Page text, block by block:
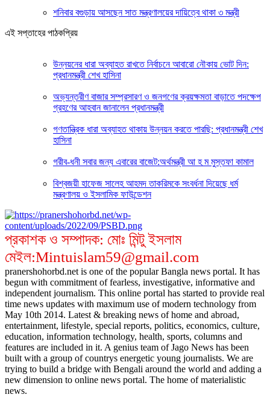
শনিবার বগুড়ায় আসছেন সাত মন্ত্রণালয়ের দায়িত্বে থাকা ৩ মন্ত্রী
এই সপ্তাহের পাঠকপ্রিয়
উন্নয়নের ধারা অব্যাহত রাখতে নির্বাচনে আবারো নৌকায় ভোট দিন:
প্রধানমন্ত্রী শেখ হাসিনা
অভ্যন্তরীণ বাজার সম্প্রসারণ ও জনগণের ক্রয়ক্ষমতা বাড়াতে পদক্ষেপ
গ্রহণের আহবান জানালেন প্রধানমন্ত্রী
গণতান্ত্রিক ধারা অব্যাহত থাকায় উন্নয়ন করতে পারছি: প্রধানমন্ত্রী শেখ
হাসিনা
গরীব-ধনী সবার জন্য এবারের বাজেট:অর্থমন্ত্রী আ হ ম মুস্তফা কামাল
বিশ্বজয়ী হাফেজ সালেহ আহমদ তাকরিমকে সংবর্ধনা দিয়েছে ধর্ম
মন্ত্রণালয় ও ইসলামিক ফাউন্ডেশন
প্রকাশক ও সম্পাদক: মোঃ মিন্টু ইসলাম
মেইল:Mintuislam59@gmail.com
pranershohorbd.net is one of the popular Bangla news portal. It has
begun with commitment of fearless, investigative, informative and
independent journalism. This online portal has started to provide real
time news updates with maximum use of modern technology from
May 10th 2014. Latest & breaking news of home and abroad,
entertainment, lifestyle, special reports, politics, economics, culture,
education, information technology, health, sports, columns and
features are included in it. A genius team of Jago News has been
built with a group of countrys energetic young journalists. We are
trying to build a bridge with Bengali around the world and adding a
new dimension to online news portal. The home of materialistic
news.